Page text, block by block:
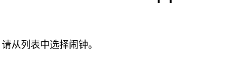
从列表中选择闹钟。